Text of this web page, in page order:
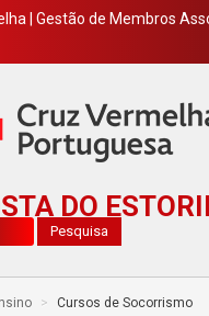
Gestão de Membros
DO
Pesquisa
> Cursos de Socorrismo